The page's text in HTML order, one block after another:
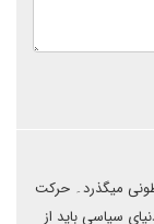
میگذرد۔ حرکت
سیاسی باید از